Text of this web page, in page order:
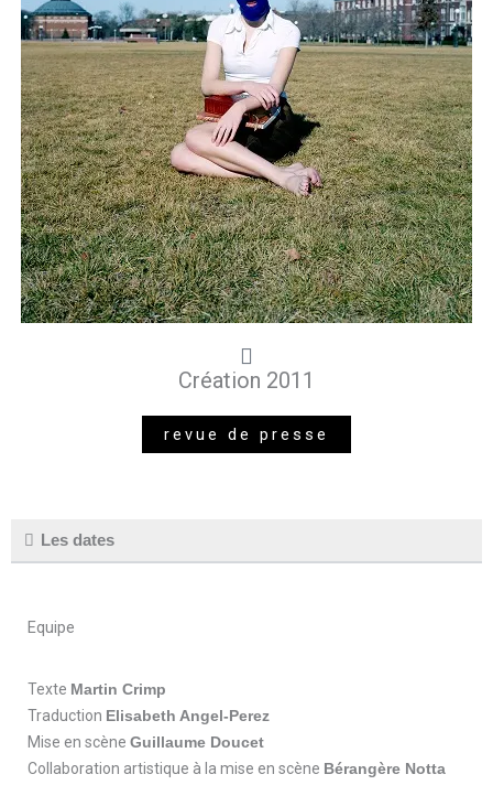
Création 2011
revue de presse
Les dates
Equipe
Texte Martin Crimp
Traduction Elisabeth Angel-Perez
Mise en scène Guillaume Doucet
Collaboration artistique à la mise en scène Bérangère Notta